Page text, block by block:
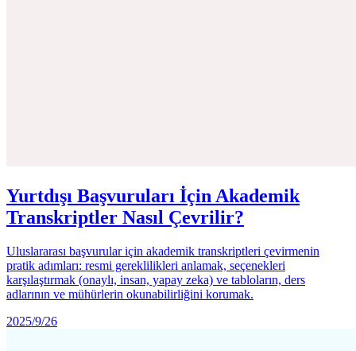
Yurtdışı Başvuruları İçin Akademik
Transkriptler Nasıl Çevrilir?
Uluslararası başvurular için akademik transkriptleri çevirmenin
pratik adımları: resmi gereklilikleri anlamak, seçenekleri
karşılaştırmak (onaylı, insan, yapay zeka) ve tabloların, ders
adlarının ve mühürlerin okunabilirliğini korumak.
2025/9/26